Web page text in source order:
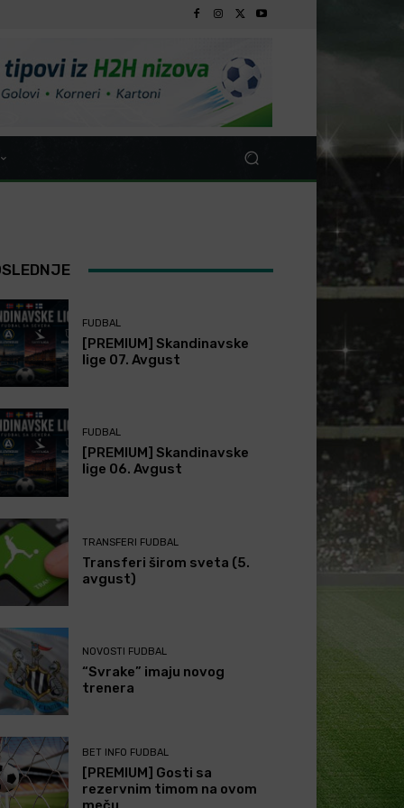
FUDBAL
[PREMIUM] Skandinavske
lige 07. Avgust
FUDBAL
[PREMIUM] Skandinavske
lige 06. Avgust
TRANSFERI FUDBAL
Transferi širom sveta (5.
avgust)
NOVOSTI FUDBAL
“Svrake” imaju novog
trenera
BET INFO FUDBAL
[PREMIUM] Gosti sa
rezervnim timom na ovom